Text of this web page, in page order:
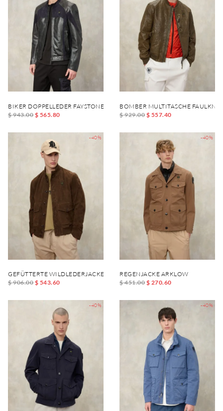
BIKER DOPPELLEDER FAYSTONE
$ 943.00 $ 565.80
BOMBER MULTITASCHE
$ 929.00 $ 557.40
-40%
GEFÜTTERTE WILDLEDERJACKE DAVER
$ 906.00 $ 543.60
-40%
REGENJACKE ARKLOW
$ 451.00 $ 270.60
-40% -40%